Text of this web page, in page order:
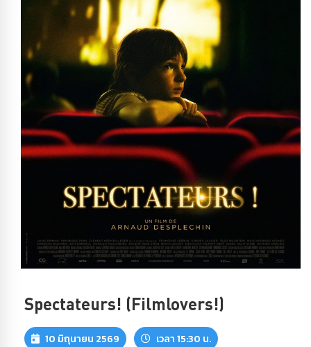
Spectateurs! (Filmlovers!)
10 มิถุนายน 2569 เวลา 15:30 น.